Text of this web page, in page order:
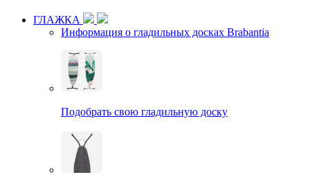
ГЛАЖКА
Информация о гладильных досках Brabantia
Подобрать свою гладильную доску